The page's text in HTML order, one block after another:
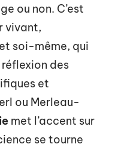
ou non. C’est
vivant,
soi-même, qui
des
et
ou Merleau-
met l’accent sur
se tourne